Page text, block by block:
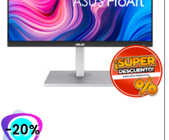
-20%